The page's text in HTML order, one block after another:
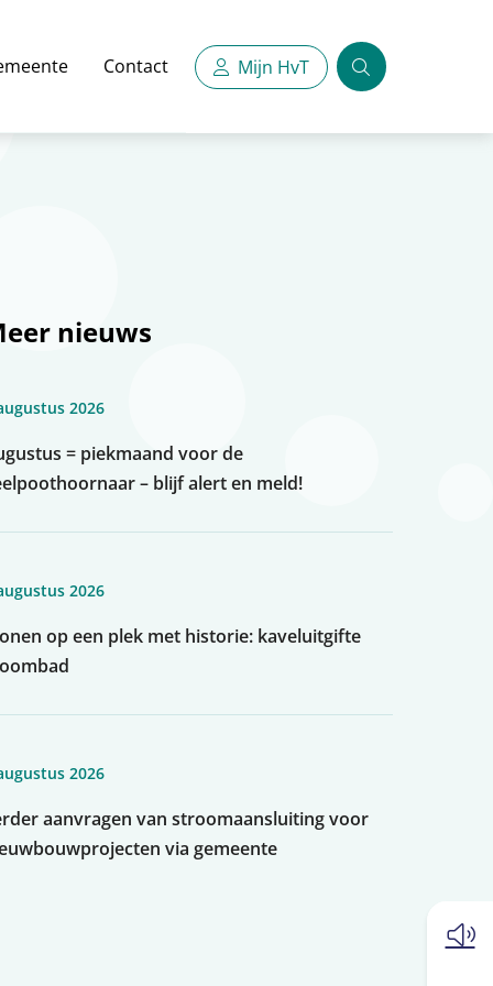
Contact Mijn HvT
Zoeken
nieuws
2026
= piekmaand voor de
– blijf alert en meld!
2026
op een plek met historie: kaveluitgifte
2026
aanvragen van stroomaansluiting voor
via gemeente